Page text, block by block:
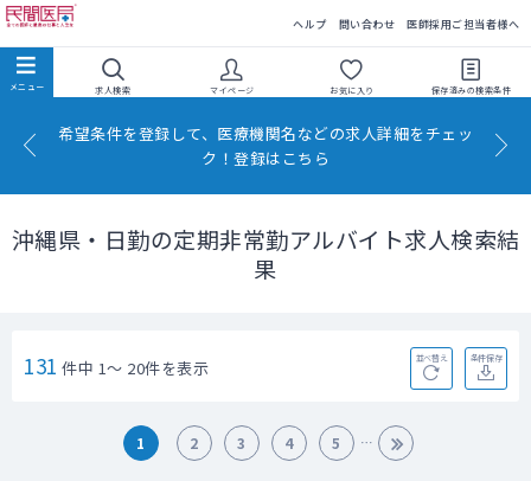
ヘルプ 問い合わせ 医師採用ご担当者様へ
求人検索 マイページ お気に入り 保存済みの検索条件
希望条件を登録して、医療機関名などの求人詳細をチェッ
ク！登録はこちら
沖縄県・日勤の定期非常勤アルバイト求人検索結
果
131 件中 1～ 20件を表示 並べ替え 条件保存
1 2 3 4 5